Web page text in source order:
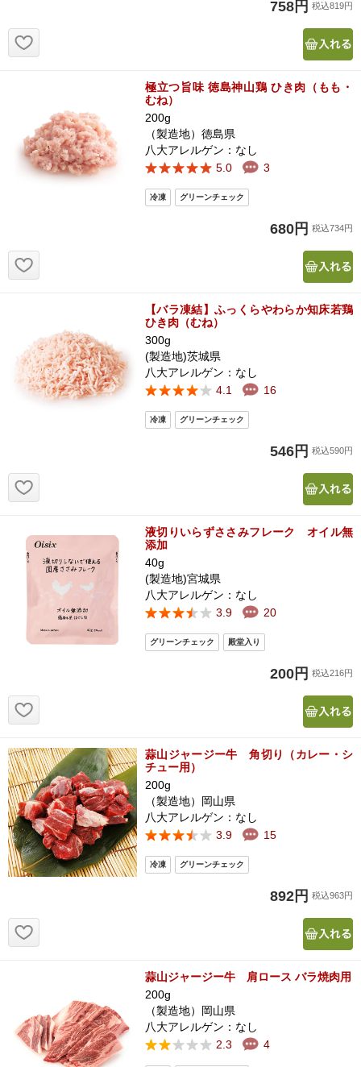
758円 税込819円
極立つ旨味 徳島神山鶏 ひき肉（もも・
むね）
200g
（製造地）徳島県
八大アレルゲン：なし
5.0
3
680円 税込734円
【バラ凍結】ふっくらやわらか知床若鶏
ひき肉（むね）
300g
(製造地)茨城県
八大アレルゲン：なし
4.1
16
546円 税込590円
液切りいらずささみフレーク オイル無
添加
40g
(製造地)宮城県
八大アレルゲン：なし
3.9
20
200円 税込216円
蒜山ジャージー牛 角切り（カレー・シ
チュー用）
200g
（製造地）岡山県
八大アレルゲン：なし
3.9
15
892円 税込963円
蒜山ジャージー牛 肩ロース バラ焼肉用
200g
（製造地）岡山県
八大アレルゲン：なし
2.3
4